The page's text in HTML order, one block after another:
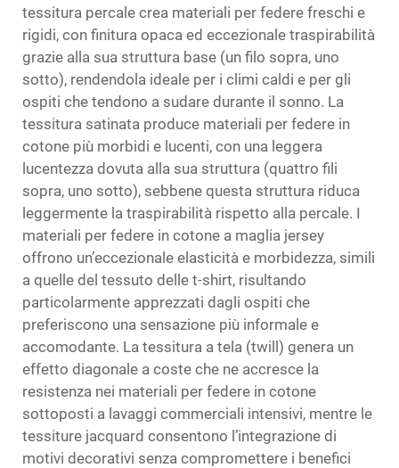
tessitura percale crea materiali per federe freschi e
rigidi, con finitura opaca ed eccezionale traspirabilità
grazie alla sua struttura base (un filo sopra, uno
sotto), rendendola ideale per i climi caldi e per gli
ospiti che tendono a sudare durante il sonno. La
tessitura satinata produce materiali per federe in
cotone più morbidi e lucenti, con una leggera
lucentezza dovuta alla sua struttura (quattro fili
sopra, uno sotto), sebbene questa struttura riduca
leggermente la traspirabilità rispetto alla percale. I
materiali per federe in cotone a maglia jersey
offrono un’eccezionale elasticità e morbidezza, simili
a quelle del tessuto delle t-shirt, risultando
particolarmente apprezzati dagli ospiti che
preferiscono una sensazione più informale e
accomodante. La tessitura a tela (twill) genera un
effetto diagonale a coste che ne accresce la
resistenza nei materiali per federe in cotone
sottoposti a lavaggi commerciali intensivi, mentre le
tessiture jacquard consentono l’integrazione di
motivi decorativi senza compromettere i benefici